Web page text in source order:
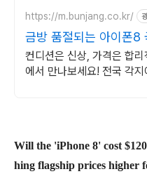
https://m.bunjang.co.kr/
금방 품절되는 아이폰8
드 중고거래
컨디션은 신상, 가격은 합리
에서 만나보세요! 전국 각지
Will the 'iPhone 8' cost
hing flagship prices higher